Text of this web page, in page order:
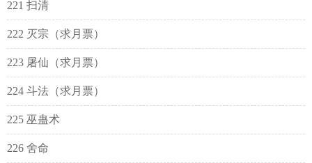
221 扫清
222 灭宗（求月票）
223 屠仙（求月票）
224 斗法（求月票）
225 巫蛊术
226 舍命